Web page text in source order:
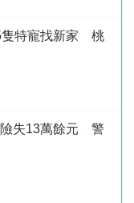
隻特寵找新家 桃
險失13萬餘元 警